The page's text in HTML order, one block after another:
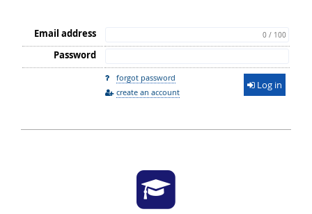
Email address 0 / 100
Password
forgot password
create an account
Log in